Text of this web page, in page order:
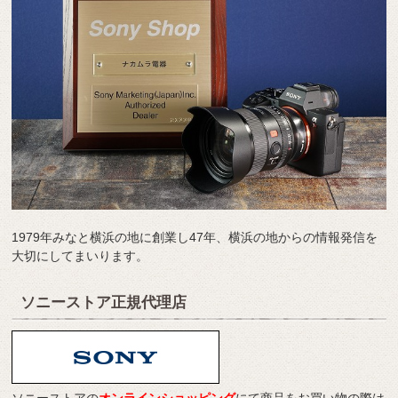
1979年みなと横浜の地に創業し47年、横浜の地からの情報発信を
大切にしてまいります。
ソニーストア正規代理店